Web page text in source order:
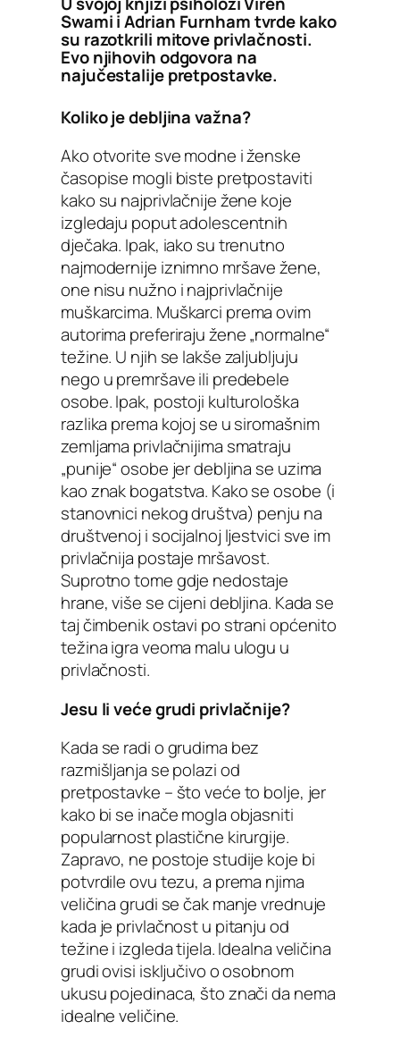
Swami i Adrian Furnham tvrde kako
su razotkrili mitove privlačnosti.
Evo njihovih odgovora na
najučestalije pretpostavke.
Koliko je debljina važna?
Ako otvorite sve modne i ženske
časopise mogli biste pretpostaviti
kako su najprivlačnije žene koje
izgledaju poput adolescentnih
dječaka. Ipak, iako su trenutno
najmodernije iznimno mršave žene,
one nisu nužno i najprivlačnije
muškarcima. Muškarci prema ovim
autorima preferiraju žene „normalne“
težine. U njih se lakše zaljubljuju
nego u premršave ili predebele
osobe. Ipak, postoji kulturološka
razlika prema kojoj se u siromašnim
zemljama privlačnijima smatraju
„punije“ osobe jer debljina se uzima
kao znak bogatstva. Kako se osobe (i
stanovnici nekog društva) penju na
društvenoj i socijalnoj ljestvici sve im
privlačnija postaje mršavost.
Suprotno tome gdje nedostaje
hrane, više se cijeni debljina. Kada se
taj čimbenik ostavi po strani općenito
težina igra veoma malu ulogu u
privlačnosti.
Jesu li veće grudi privlačnije?
Kada se radi o grudima bez
razmišljanja se polazi od
pretpostavke – što veće to bolje, jer
kako bi se inače mogla objasniti
popularnost plastične kirurgije.
Zapravo, ne postoje studije koje bi
potvrdile ovu tezu, a prema njima
veličina grudi se čak manje vrednuje
kada je privlačnost u pitanju od
težine i izgleda tijela. Idealna veličina
grudi ovisi isključivo o osobnom
ukusu pojedinaca, što znači da nema
idealne veličine.